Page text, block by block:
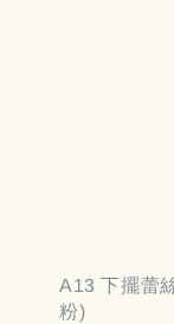
A13 下擺蕾
粉)